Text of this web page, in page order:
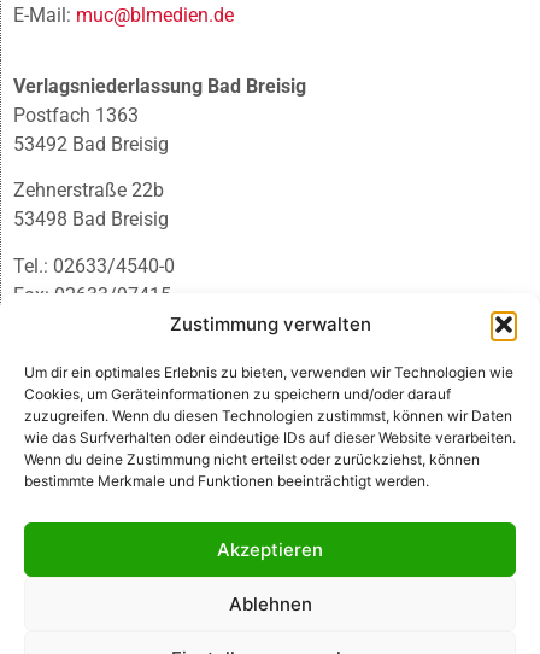
Zustimmung verwalten
Um dir ein optimales Erlebnis zu bieten, verwenden wir Technologien wie
Cookies, um Geräteinformationen zu speichern und/oder darauf
zuzugreifen. Wenn du diesen Technologien zustimmst, können wir Daten
wie das Surfverhalten oder eindeutige IDs auf dieser Website verarbeiten.
Wenn du deine Zustimmung nicht erteilst oder zurückziehst, können
bestimmte Merkmale und Funktionen beeinträchtigt werden.
Akzeptieren
Ablehnen
E-Mail: muc@blmedien.de
Verlagsniederlassung Bad Breisig
Postfach 1363
53492 Bad Breisig
Zehnerstraße 22b
53498 Bad Breisig
Tel.: 02633/4540-0
Fax: 02633/97415
infobb@blmedien.de